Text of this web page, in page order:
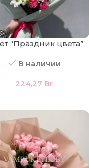
“Праздник цвета”
В наличии
224,27 Br